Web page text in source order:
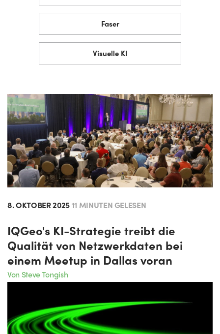
Faser
Visuelle KI
8. OKTOBER 202511 MINUTEN GELESEN
IQGeo's KI-Strategie treibt die
Qualität von Netzwerkdaten bei
einem Meetup in Dallas voran
Von Steve Tongish